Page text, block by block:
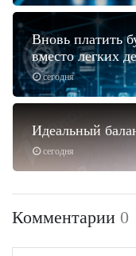
сегодня
Вновь платить
вместо легких
сегодня
Идеальный
Комментарии 0